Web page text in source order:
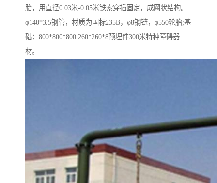
胎，用直径0.03米-0.05米铁索穿插固定，成网状结构。
φ140*3.5钢管，材质为国标235B，φ8钢链，φ550轮胎;基
础：800*800*800;260*260*8预埋件300米特种障碍器
材。